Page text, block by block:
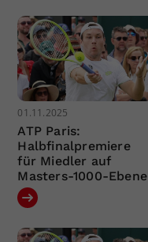
01.11.2025
ATP Paris:
Halbfinalpremiere
für Miedler auf
Masters-1000-Ebene